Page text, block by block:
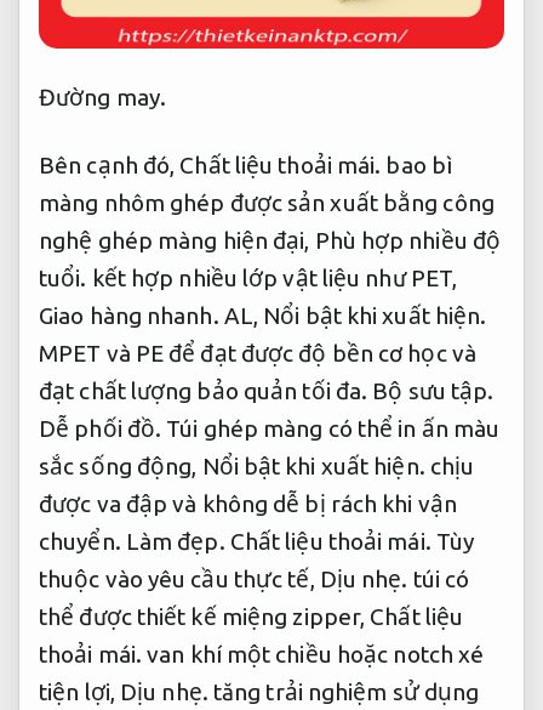
Đường may.
Bên cạnh đó, Chất liệu thoải mái. bao bì
màng nhôm ghép được sản xuất bằng công
nghệ ghép màng hiện đại, Phù hợp nhiều độ
tuổi. kết hợp nhiều lớp vật liệu như PET,
Giao hàng nhanh. AL, Nổi bật khi xuất hiện.
MPET và PE để đạt được độ bền cơ học và
đạt chất lượng bảo quản tối đa. Bộ sưu tập.
Dễ phối đồ. Túi ghép màng có thể in ấn màu
sắc sống động, Nổi bật khi xuất hiện. chịu
được va đập và không dễ bị rách khi vận
chuyển. Làm đẹp. Chất liệu thoải mái. Tùy
thuộc vào yêu cầu thực tế, Dịu nhẹ. túi có
thể được thiết kế miệng zipper, Chất liệu
thoải mái. van khí một chiều hoặc notch xé
tiện lợi, Dịu nhẹ. tăng trải nghiệm sử dụng